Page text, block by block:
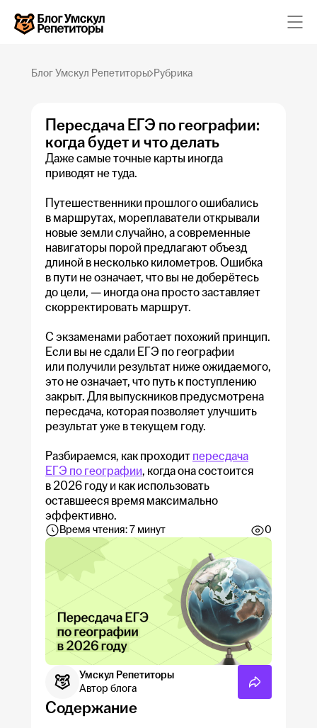
Математика
Русский язык
Обществознание
Физика
Английский язык
Информатика
Литература
История
Биология
Каталог репетиторов
Каталог предметов
Пробный ОГЭ
Пробный ЕГЭ
Блог Умскул Репетиторы Рубрика
Пересдача ЕГЭ по географии:
когда будет и что делать
Даже самые точные карты иногда
приводят не туда.
Путешественники прошлого ошибались
в маршрутах, мореплаватели открывали
новые земли случайно, а современные
навигаторы порой предлагают объезд
длиной в несколько километров. Ошибка
в пути не означает, что вы не доберётесь
до цели, — иногда она просто заставляет
скорректировать маршрут.
С экзаменами работает похожий принцип.
Если вы не сдали ЕГЭ по географии
или получили результат ниже ожидаемого,
это не означает, что путь к поступлению
закрыт. Для выпускников предусмотрена
пересдача, которая позволяет улучшить
результат уже в текущем году.
Разбираемся, как проходитпересдача
ЕГЭ по географии, когда она состоится
в 2026 году и как использовать
оставшееся время максимально
эффективно.
Время чтения: 7 минут 0
Умскул Репетиторы
Автор блога
Содержание